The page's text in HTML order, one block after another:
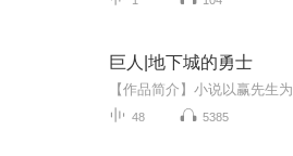
巨人|地下城的勇士
48 5385